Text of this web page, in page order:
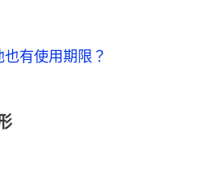
有使用期限？